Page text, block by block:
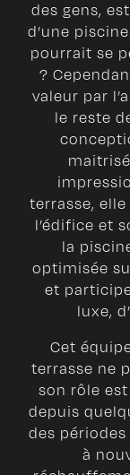
des gens,
d’une
pourrait se
?
valeur par
le reste
terrasse,
l’édifice et
la
optimisée
et
luxe,
Cet
terrasse ne
son rôle
depuis
des
à